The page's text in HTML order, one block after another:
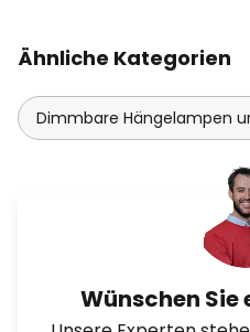
Ähnliche Kategorien
Dimmbare Hängelampen
Wünschen Sie